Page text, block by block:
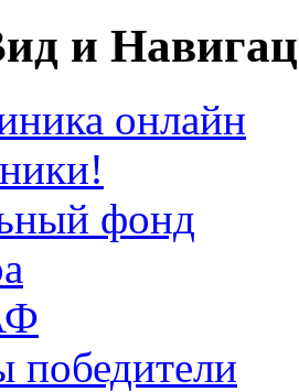
и
онлайн
фонд
победители